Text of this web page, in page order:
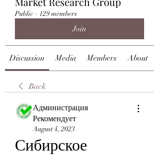
Public · 129 members
Join
Discussion Media Members About
Back
Администрация
Рекомендует
August 4, 2023
Сибирское